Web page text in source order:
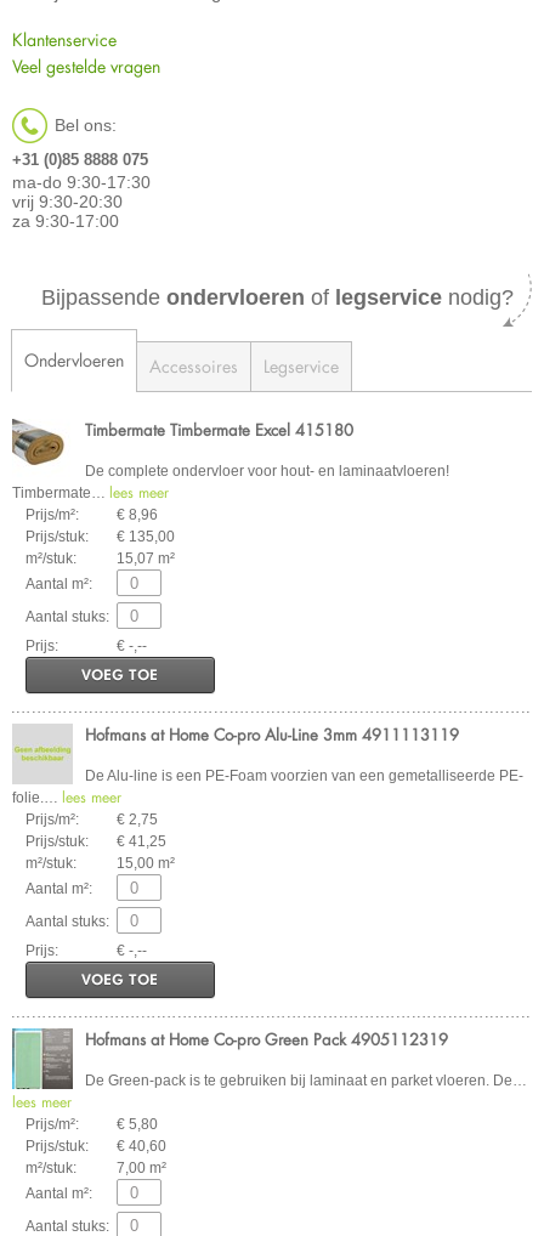
Klantenservice
Veel gestelde vragen
Bel ons:
+31 (0)85 8888 075
ma-do 9:30-17:30
vrij 9:30-20:30
za 9:30-17:00
Bijpassende ondervloeren of legservice nodig?
Ondervloeren Accessoires Legservice
Timbermate Timbermate Excel 415180
De complete ondervloer voor hout- en laminaatvloeren!
Timbermate… lees meer
Prijs/m²:
€ 8,96
Prijs/stuk:
€ 135,00
m²/stuk:
15,07 m²
Aantal m²:
Aantal stuks:
Prijs:
€ -,--
VOEG TOE
Hofmans at Home Co-pro Alu-Line 3mm 4911113119
De Alu-line is een PE-Foam voorzien van een gemetalliseerde PE-
folie.… lees meer
Prijs/m²:
€ 2,75
Prijs/stuk:
€ 41,25
m²/stuk:
15,00 m²
Aantal m²:
Aantal stuks:
Prijs:
€ -,--
VOEG TOE
Hofmans at Home Co-pro Green Pack 4905112319
De Green-pack is te gebruiken bij laminaat en parket vloeren. De…
lees meer
Prijs/m²:
€ 5,80
Prijs/stuk:
€ 40,60
m²/stuk:
7,00 m²
Aantal m²:
Aantal stuks: